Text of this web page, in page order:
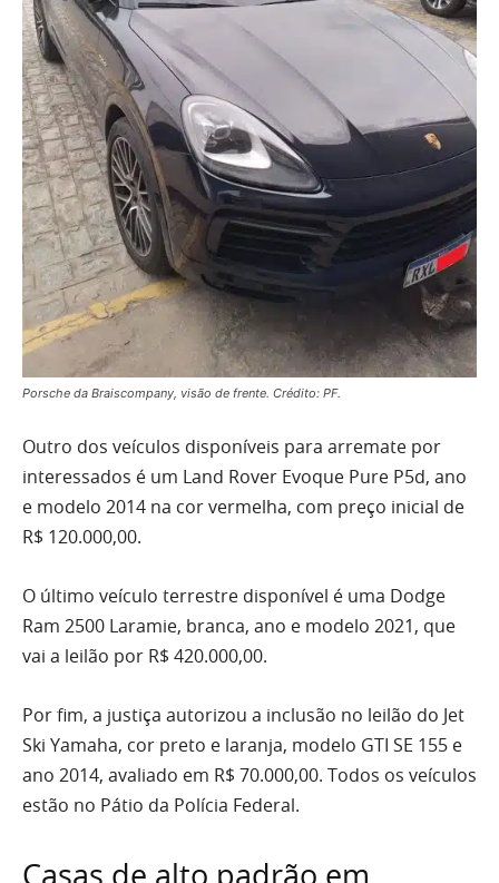
Porsche da Braiscompany, visão de frente. Crédito: PF.
Outro dos veículos disponíveis para arremate por
interessados é um Land Rover Evoque Pure P5d, ano
e modelo 2014 na cor vermelha, com preço inicial de
R$ 120.000,00.
O último veículo terrestre disponível é uma Dodge
Ram 2500 Laramie, branca, ano e modelo 2021, que
vai a leilão por R$ 420.000,00.
Por fim, a justiça autorizou a inclusão no leilão do Jet
Ski Yamaha, cor preto e laranja, modelo GTI SE 155 e
ano 2014, avaliado em R$ 70.000,00. Todos os veículos
estão no Pátio da Polícia Federal.
Casas de alto padrão em